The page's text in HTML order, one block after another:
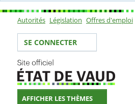
Sous-navigation
Autorités Législation Offres d'emploi
Votre identité
SE CONNECTER
AFFICHER LES THÈMES